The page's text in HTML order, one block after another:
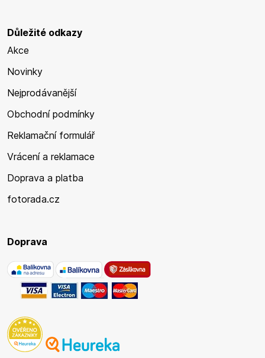
Důležité odkazy
Akce
Novinky
Nejprodávanější
Obchodní podmínky
Reklamační formulář
Vrácení a reklamace
Doprava a platba
fotorada.cz
Doprava